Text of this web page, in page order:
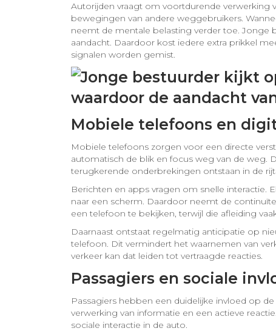
Autorijden vraagt om voortdurende verwerking
bewegingen van andere weggebruikers.
neemt de mentale belasting verder toe. Jonge
aandacht. Daardoor kost iedere extra prikkel
signalen worden gemist.
Mobiele telefoons en
Mobiele telefoons zorgen voor een directe
automatisch de blik en focus weg van de weg.
terugkerende onderbrekingen ontstaan in de
Berichten en apps vragen om snelle interactie.
naar een scherm. Daardoor neemt de
een telefoon te bekijken, terwijl die afleiding
Daarnaast ontstaat regelmatig anticipatie op
telefoon. Dit vermindert het waarnemen van
verkeer kan dat leiden tot vertraagde reacties.
Passagiers en sociale
Passagiers hebben een duidelijke invloed op
verwerking van informatie en een actieve
sociale interactie in de auto.